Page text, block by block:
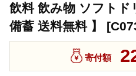
飲料 飲み物 ソフト
備蓄 送料無料 】
寄付額